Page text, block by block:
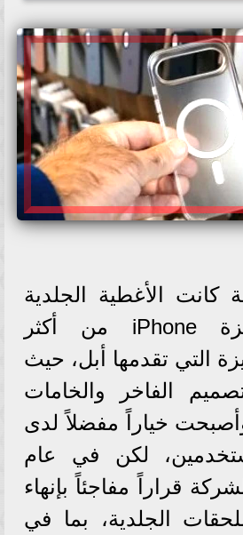
كانت الأغطية الجلدية
الرسمية لأجهزة iPhone من أكثر
التي تقدمها أبل، حيث
الفاخر والخامات
خياراً مفضلاً لدى
لكن في عام
الشركة قراراً مفاجئاً بإنهاء
الجلدية، بما في